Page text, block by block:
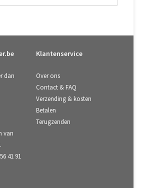
dan
van
41 91
Klantenservice
Over ons
Contact & FAQ
Verzending & kosten
Betalen
Terugzenden